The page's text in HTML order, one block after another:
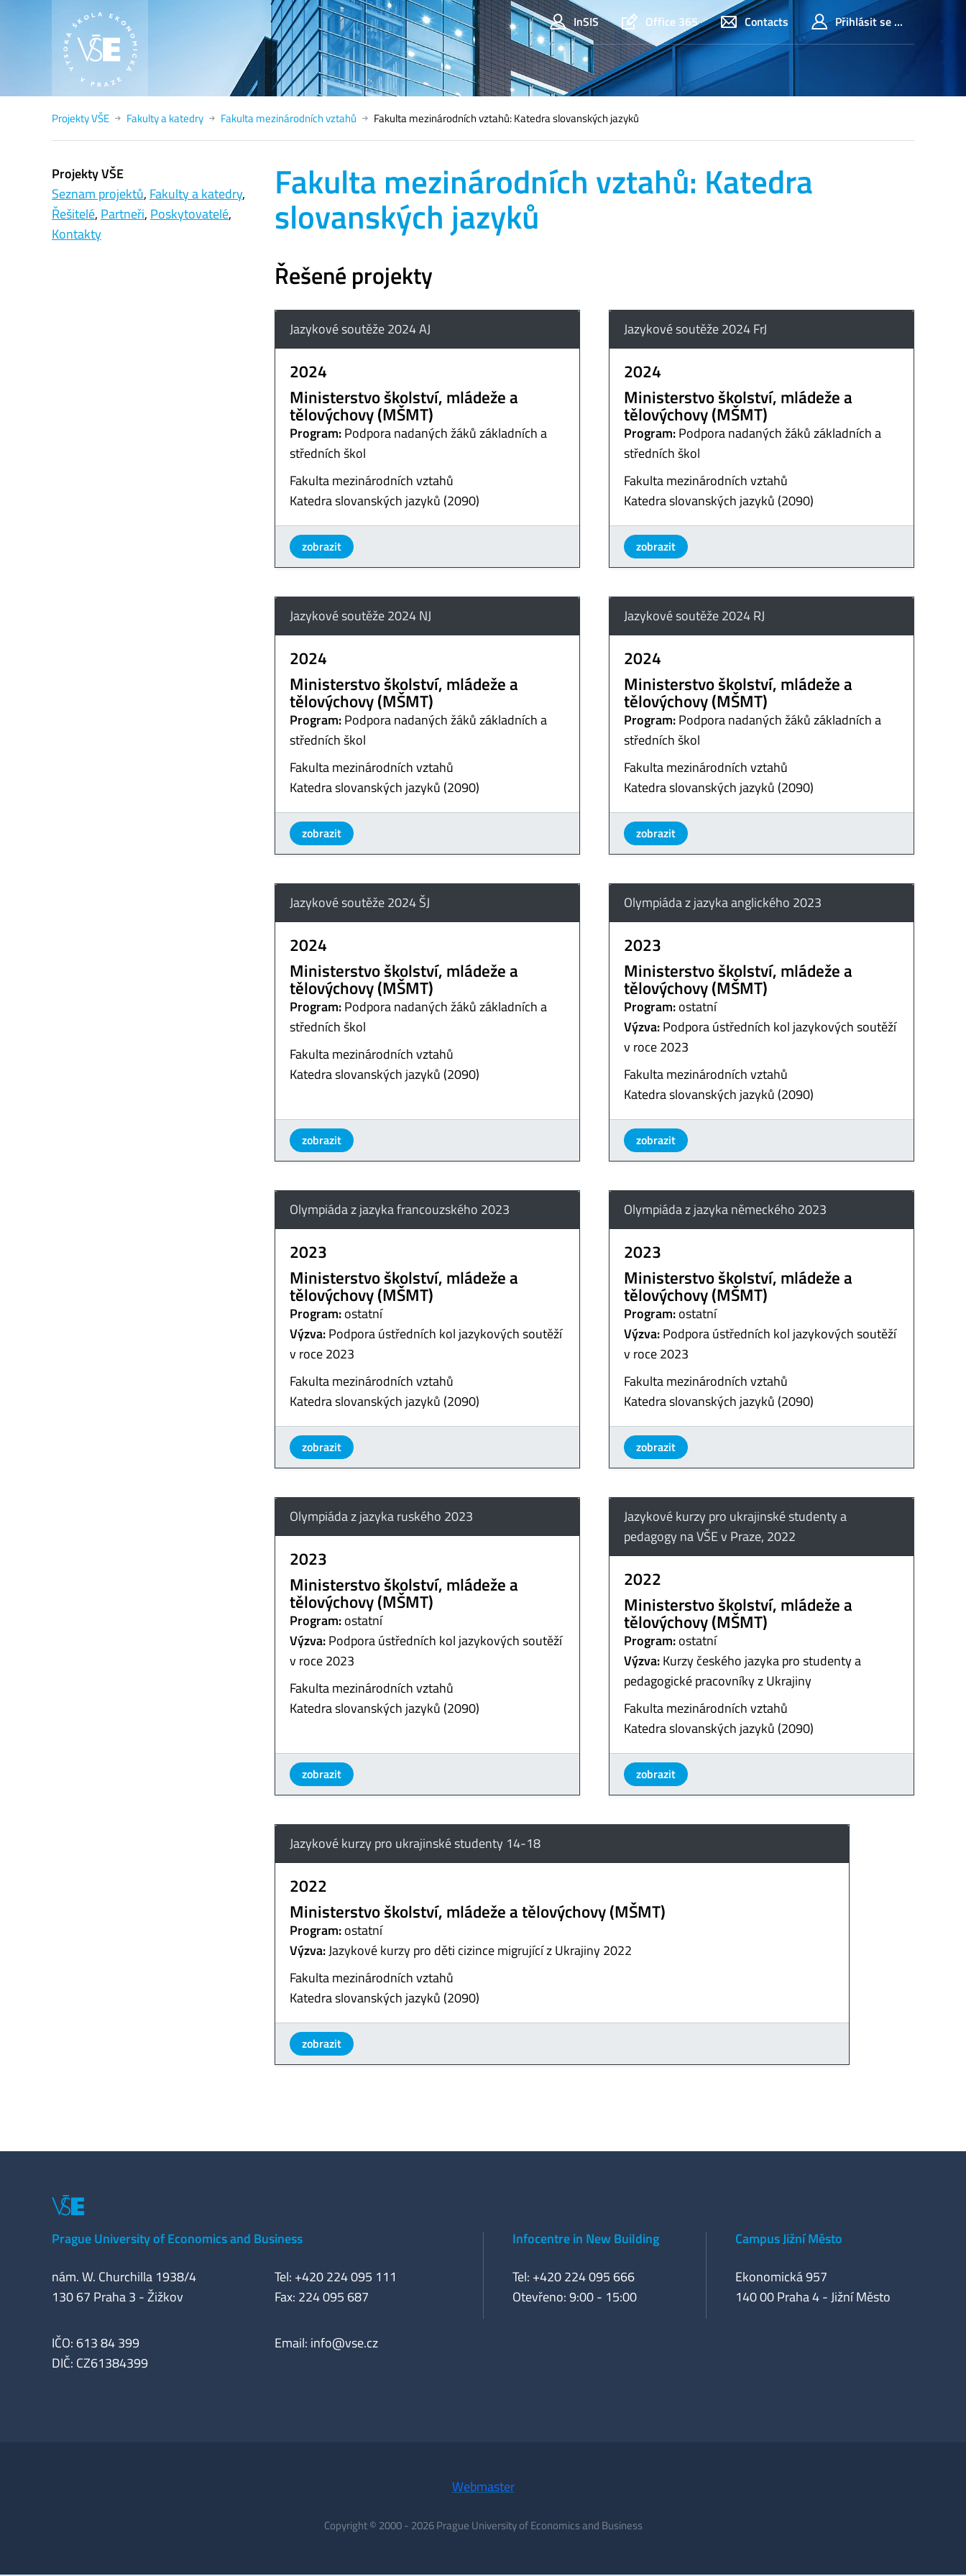
InSIS Office 365 Contacts Přihlásit se ...
Projekty VŠE Fakulty a katedry Fakulta mezinárodních vztahů Fakulta mezinárodních vztahů: Katedra slovanských jazyků
Fakulta mezinárodních vztahů: Katedra
slovanských jazyků
Řešené projekty
Jazykové soutěže 2024 AJ
2024
Ministerstvo školství, mládeže a
tělovýchovy (MŠMT)
Program:Podpora nadaných žáků základních a
středních škol
Fakulta mezinárodních vztahů
Katedra slovanských jazyků (2090)
zobrazit
Jazykové soutěže 2024 FrJ
2024
Ministerstvo školství, mládeže a
tělovýchovy (MŠMT)
Program:Podpora nadaných žáků základních a
středních škol
Fakulta mezinárodních vztahů
Katedra slovanských jazyků (2090)
zobrazit
Jazykové soutěže 2024 NJ
2024
Ministerstvo školství, mládeže a
tělovýchovy (MŠMT)
Program:Podpora nadaných žáků základních a
středních škol
Fakulta mezinárodních vztahů
Katedra slovanských jazyků (2090)
zobrazit
Jazykové soutěže 2024 RJ
2024
Ministerstvo školství, mládeže a
tělovýchovy (MŠMT)
Program:Podpora nadaných žáků základních a
středních škol
Fakulta mezinárodních vztahů
Katedra slovanských jazyků (2090)
zobrazit
Jazykové soutěže 2024 ŠJ
2024
Ministerstvo školství, mládeže a
tělovýchovy (MŠMT)
Program:Podpora nadaných žáků základních a
středních škol
Fakulta mezinárodních vztahů
Katedra slovanských jazyků (2090)
zobrazit
Olympiáda z jazyka anglického 2023
2023
Ministerstvo školství, mládeže a
tělovýchovy (MŠMT)
Program:ostatní
Výzva:Podpora ústředních kol jazykových soutěží
v roce 2023
Fakulta mezinárodních vztahů
Katedra slovanských jazyků (2090)
zobrazit
Olympiáda z jazyka francouzského 2023
2023
Ministerstvo školství, mládeže a
tělovýchovy (MŠMT)
Program:ostatní
Výzva:Podpora ústředních kol jazykových soutěží
v roce 2023
Fakulta mezinárodních vztahů
Katedra slovanských jazyků (2090)
zobrazit
Olympiáda z jazyka německého 2023
2023
Ministerstvo školství, mládeže a
tělovýchovy (MŠMT)
Program:ostatní
Výzva:Podpora ústředních kol jazykových soutěží
v roce 2023
Fakulta mezinárodních vztahů
Katedra slovanských jazyků (2090)
zobrazit
Olympiáda z jazyka ruského 2023
2023
Ministerstvo školství, mládeže a
tělovýchovy (MŠMT)
Program:ostatní
Výzva:Podpora ústředních kol jazykových soutěží
v roce 2023
Fakulta mezinárodních vztahů
Katedra slovanských jazyků (2090)
zobrazit
Jazykové kurzy pro ukrajinské studenty a
pedagogy na VŠE v Praze, 2022
2022
Ministerstvo školství, mládeže a
tělovýchovy (MŠMT)
Program:ostatní
Výzva:Kurzy českého jazyka pro studenty a
pedagogické pracovníky z Ukrajiny
Fakulta mezinárodních vztahů
Katedra slovanských jazyků (2090)
zobrazit
Jazykové kurzy pro ukrajinské studenty 14-18
2022
Ministerstvo školství, mládeže a tělovýchovy (MŠMT)
Program:ostatní
Výzva:Jazykové kurzy pro děti cizince migrující z Ukrajiny 2022
Fakulta mezinárodních vztahů
Katedra slovanských jazyků (2090)
zobrazit
Projekty VŠE
Seznam projektů, Fakulty a katedry,
Řešitelé, Partneři, Poskytovatelé,
Kontakty
Prague University of Economics and Business
nám. W. Churchilla 1938/4
130 67 Praha 3 - Žižkov
Tel: +420 224 095 111
Fax: 224 095 687
IČO: 613 84 399
DIČ: CZ61384399
Email: info@vse.cz
Infocentre in New Building
Tel: +420 224 095 666
Otevřeno: 9:00 - 15:00
Campus Jižní Město
Ekonomická 957
140 00 Praha 4 - Jižní Město
Webmaster
Copyright © 2000 - 2026 Prague University of Economics and Business